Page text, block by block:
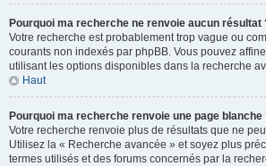
Pourquoi ma recherche ne renvoie aucun résultat
Votre recherche est probablement trop vague ou
courants non indexés par phpBB. Vous pouvez
utilisant les options disponibles dans la recherche
Haut
Pourquoi ma recherche renvoie une page blanche
Votre recherche renvoie plus de résultats que ne
Utilisez la « Recherche avancée » et soyez plus
termes utilisés et des forums concernés par la